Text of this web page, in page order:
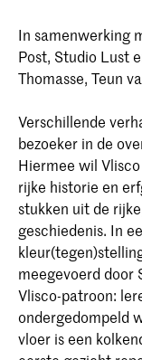
In samenwerking
Post, Studio Lust
Thomasse, Teun
Verschillende
bezoeker in de
Hiermee wil
rijke historie en
stukken uit de
geschiedenis. In
meegevoerd door
Vlisco-patroon:
ondergedompeld
vloer is een